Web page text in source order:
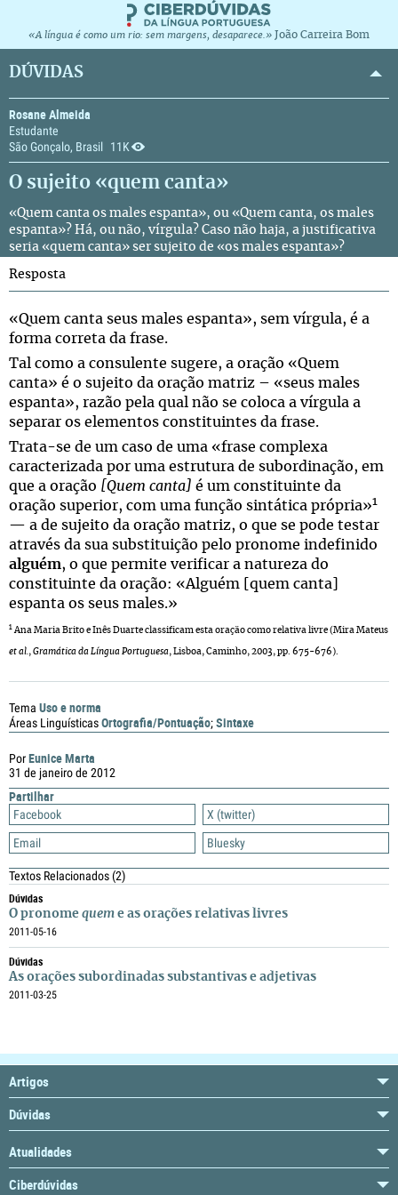
«A língua é como um rio: sem margens, desaparece.» João Carreira Bom
DÚVIDAS
Rosane Almeida
Estudante
São Gonçalo, Brasil
11K
O sujeito «quem canta»
«Quem canta os males espanta», ou «Quem canta, os males
espanta»? Há, ou não, vírgula? Caso não haja, a justificativa
seria «quem canta» ser sujeito de «os males espanta»?
PorEunice Marta
31 de janeiro de 2012
Partilhar
Facebook
X (twitter)
Email
Bluesky
Textos Relacionados(2)
Dúvidas
O pronome quem e as orações relativas livres
2011-05-16
Dúvidas
As orações subordinadas substantivas e adjetivas
2011-03-25
Resposta
«Quem canta seus males espanta», sem vírgula, é a
forma correta da frase.
Tal como a consulente sugere, a oração «Quem
canta» é o sujeito da oração matriz – «seus males
espanta», razão pela qual não se coloca a vírgula a
separar os elementos constituintes da frase.
Trata-se de um caso de uma «frase complexa
caracterizada por uma estrutura de subordinação, em
que a oração [Quem canta] é um constituinte da
oração superior, com uma função sintática própria»1
— a de sujeito da oração matriz, o que se pode testar
através da sua substituição pelo pronome indefinido
alguém, o que permite verificar a natureza do
constituinte da oração: «Alguém [quem canta]
espanta os seus males.»
1 Ana Maria Brito e Inês Duarte classificam esta oração como relativa livre (Mira Mateus
et al., Gramática da Língua Portuguesa, Lisboa, Caminho, 2003, pp. 675-676).
Tema Uso e norma
Áreas LinguísticasOrtografia/Pontuação;Sintaxe
Artigos
Dúvidas
Atualidades
Ciberdúvidas